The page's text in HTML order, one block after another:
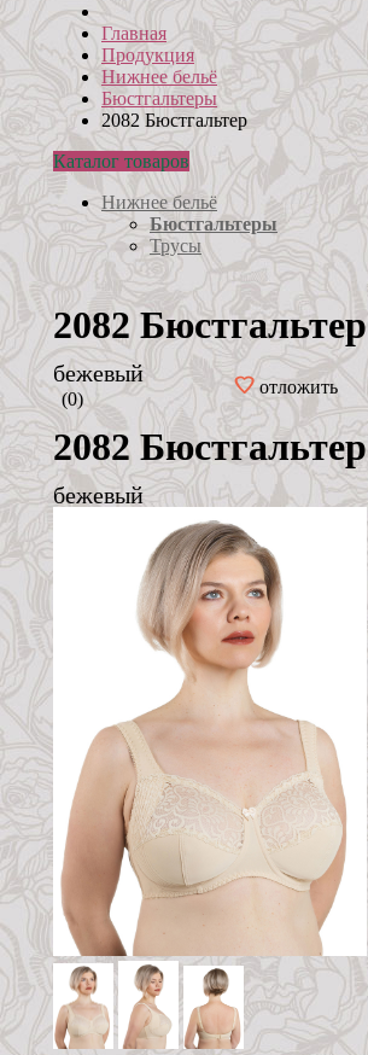
Главная
Продукция
Нижнее бельё
Бюстгальтеры
2082 Бюстгальтер
Каталог товаров
Нижнее бельё
Бюстгальтеры
Трусы
2082 Бюстгальтер
бежевый
(0)
отложить
2082 Бюстгальтер
бежевый